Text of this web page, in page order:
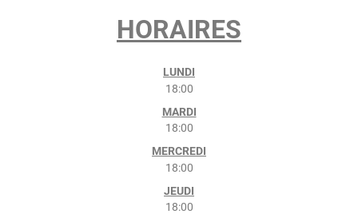
HORAIRES
LUNDI
18:00
MARDI
18:00
MERCREDI
18:00
JEUDI
18:00